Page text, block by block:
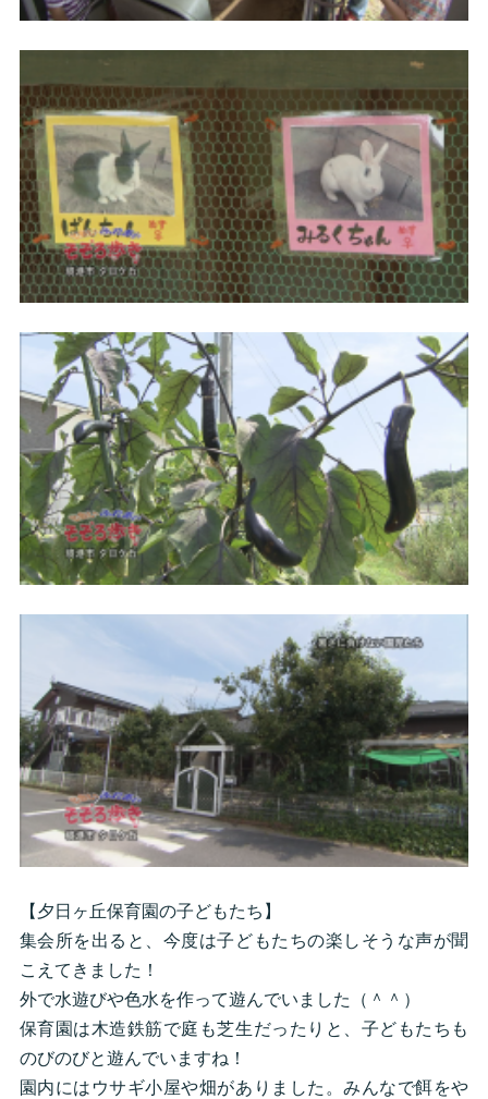
【夕日ヶ丘保育園の子どもたち】
集会所を出ると、今度は子どもたちの楽しそうな声が聞
こえてきました！
外で水遊びや色水を作って遊んでいました（＾＾）
保育園は木造鉄筋で庭も芝生だったりと、子どもたちも
のびのびと遊んでいますね！
園内にはウサギ小屋や畑がありました。みんなで餌をや